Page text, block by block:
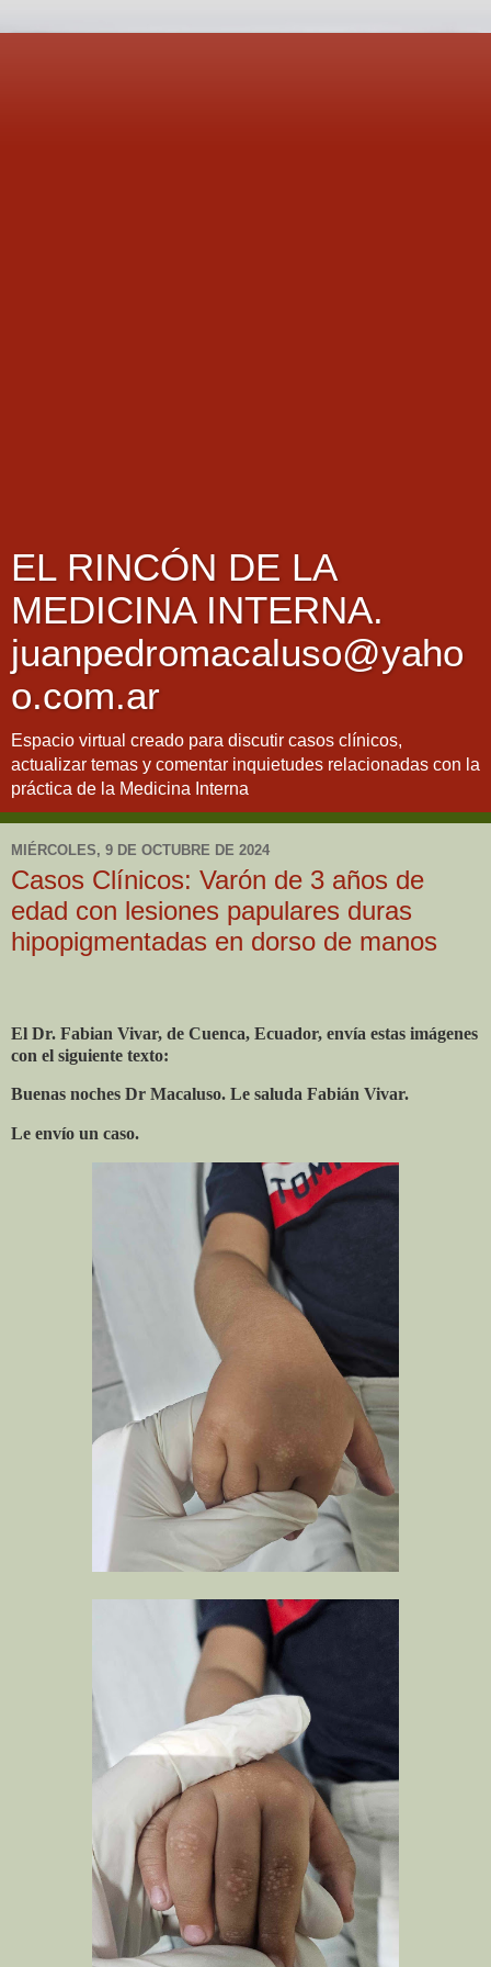
EL RINCÓN DE LA
MEDICINA INTERNA.
juanpedromacaluso@yaho
o.com.ar
Espacio virtual creado para discutir casos clínicos,
actualizar temas y comentar inquietudes relacionadas con la
práctica de la Medicina Interna
MIÉRCOLES, 9 DE OCTUBRE DE 2024
Casos Clínicos: Varón de 3 años de
edad con lesiones papulares duras
hipopigmentadas en dorso de manos
El Dr. Fabian Vivar, de Cuenca, Ecuador, envía estas imágenes
con el siguiente texto:
Buenas noches Dr Macaluso. Le saluda Fabián Vivar.
Le envío un caso.